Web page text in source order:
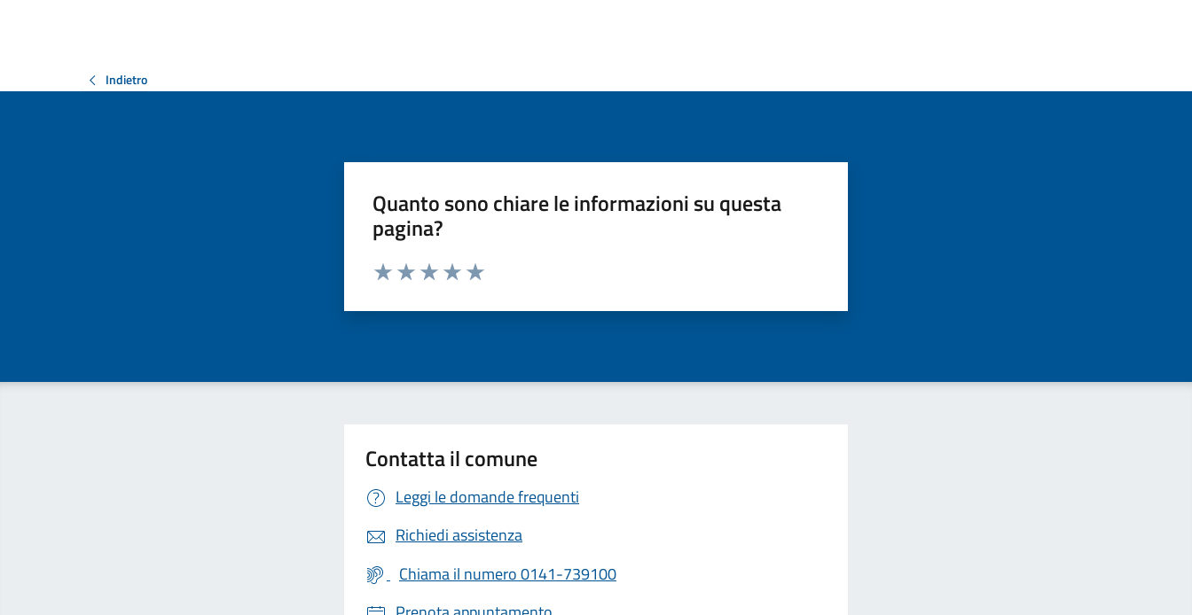
Indietro
Quanto sono chiare le informazioni su questa
pagina?
Valuta da 1 a 5 stelle la pagina
Contatta il comune
Leggi le domande frequenti
Richiedi assistenza
Chiama il numero 0141-739100